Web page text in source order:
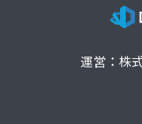
運営：株